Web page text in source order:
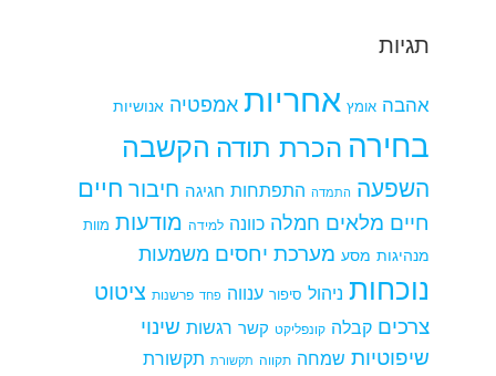
תגיות
אהבה אומץ אחריות אמפטיה אנושיות
בחירה הכרת תודה הקשבה
השפעה התמדה התפתחות חגיגה חיבור חיים
חיים מלאים חמלה כוונה למידה מודעות מוות
מנהיגות מסע מערכת יחסים משמעות
נוכחות ניהול סיפור ענווה פחד פרשנות ציטוט
צרכים קבלה קונפליקט קשר רגשות שינוי
שיפוטיות שמחה תקווה תקשורת תקשורת